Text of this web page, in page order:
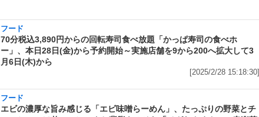
フード
70分税込3,890円からの回転寿司食べ放題「かっぱ寿司の食べホ
ー」、本日28日(金)から予約開始～実施店舗を9から200へ拡大して3
月6日(木)から
[2025/2/28 15:18:30]
フード
エビの濃厚な旨み感じる「エビ味噌らーめん」、たっぷりの野菜とチ